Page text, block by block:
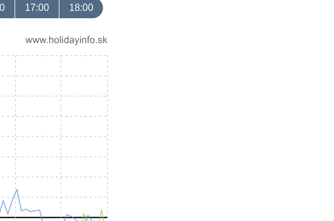
17:00 18:00